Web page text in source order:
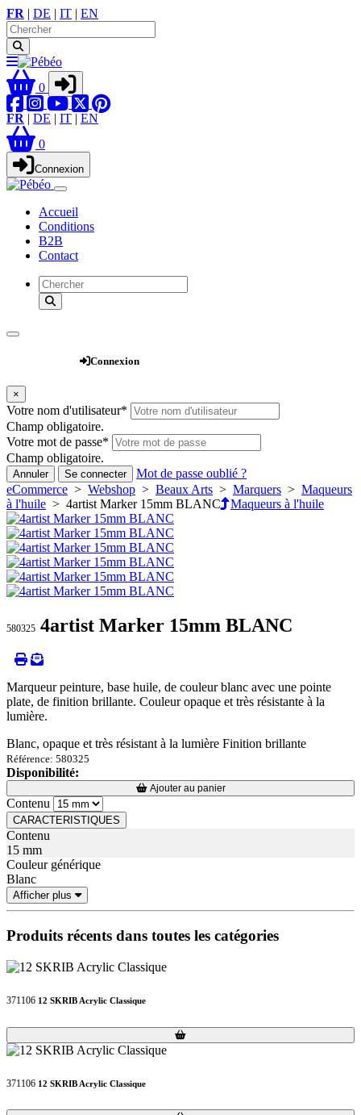
FR | DE | IT | EN
0
FR | DE | IT | EN
0
Connexion
Accueil
Conditions
B2B
Contact
Connexion
×
Votre nom d'utilisateur*
Champ obligatoire.
Votre mot de passe*
Champ obligatoire.
Annuler Se connecter
Mot de passe oublié ?
eCommerce > Webshop > Beaux Arts > Marquers > Maqueurs
à l'huile > 4artist Marker 15mm BLANC Maqueurs à l'huile
580325 4artist Marker 15mm BLANC
Marqueur peinture, base huile, de couleur blanc avec une pointe
plate, de finition brillante. Couleur opaque et très résistante à la
lumière.
Blanc, opaque et très résistant à la lumière Finition brillante
Référence: 580325
Disponibilité:
Loading...
Loading... Ajouter au panier
Contenu
CARACTERISTIQUES
Contenu
15 mm
Couleur générique
Blanc
Afficher plus
Produits récents dans toutes les catégories
371106 12 SKRIB Acrylic Classique
Loading...
Loading...
371106 12 SKRIB Acrylic Classique